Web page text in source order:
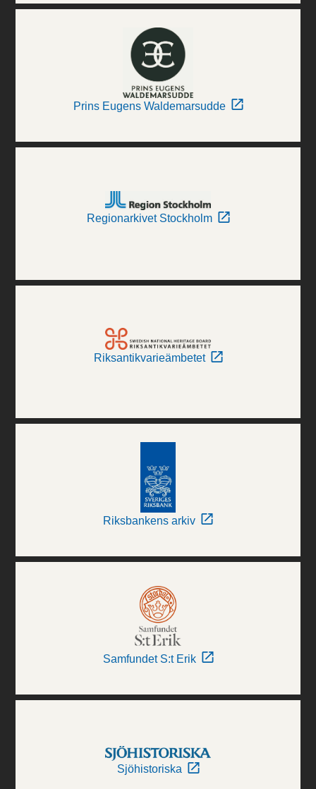
Prins Eugens Waldemarsudde
Regionarkivet Stockholm
Riksantikvarieämbetet
Riksbankens arkiv
Samfundet S:t Erik
Sjöhistoriska